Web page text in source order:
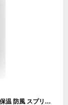
コート メンズ ジャケット チエスターコート メンズ 保温 防風 スプリングコート 厚手 ビジネスジャケット ビジネスコート 通勤 無地 テーラードジャケット ウール混紡 スリム 細身 春 秋 冬 aaa